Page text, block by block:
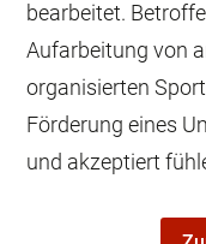
bearbeitet.
Aufarbeitung von
organisierten
Förderung eines
und akzeptiert